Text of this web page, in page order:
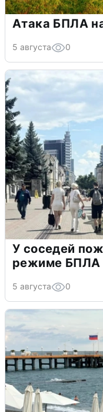
Атака БПЛА
5 августа 0
У соседей
режиме БПЛА
5 августа 0